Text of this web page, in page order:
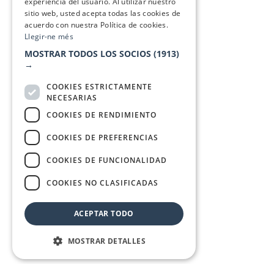
sitio web, usted acepta todas las cookies de
acuerdo con nuestra Política de cookies.
Llegir-ne més
MOSTRAR TODOS LOS SOCIOS (1913)
→
COOKIES ESTRICTAMENTE
NECESARIAS
COOKIES DE RENDIMIENTO
COOKIES DE PREFERENCIAS
COOKIES DE FUNCIONALIDAD
COOKIES NO CLASIFICADAS
ACEPTAR TODO
MOSTRAR DETALLES